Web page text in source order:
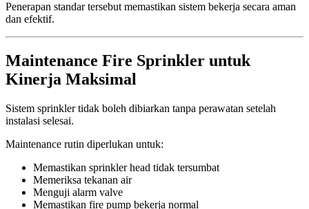
Penerapan standar tersebut memastikan sistem bekerja secara aman
dan efektif.
Maintenance Fire Sprinkler untuk
Kinerja Maksimal
Sistem sprinkler tidak boleh dibiarkan tanpa perawatan setelah
instalasi selesai.
Maintenance rutin diperlukan untuk:
Memastikan sprinkler head tidak tersumbat
Memeriksa tekanan air
Menguji alarm valve
Memastikan fire pump bekerja normal